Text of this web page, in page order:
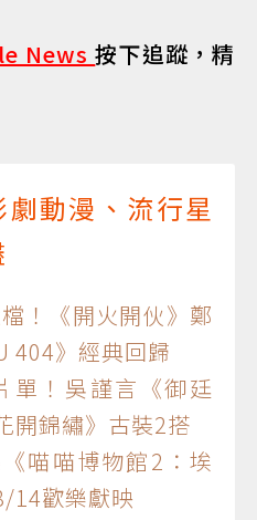
News按下追蹤，精
劇動漫、流行星
！《開火開伙》鄭
404》經典回歸
！吳謹言《御廷
開錦繡》古裝2搭
喵喵博物館2：埃
14歡樂獻映